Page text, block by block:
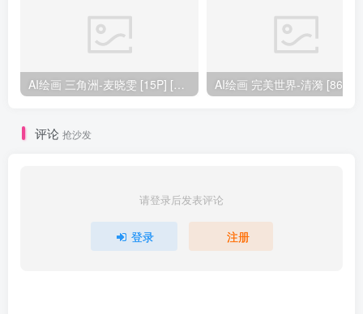
AI绘画 三角洲-麦晓雯 [15P] [57M]
评论 抢沙发
请登录后发表评论
登录 注册